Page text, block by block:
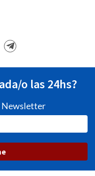
o las 24hs?
Newsletter